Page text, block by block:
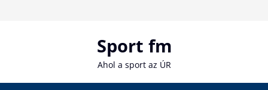
Sport fm
Ahol a sport az ÚR